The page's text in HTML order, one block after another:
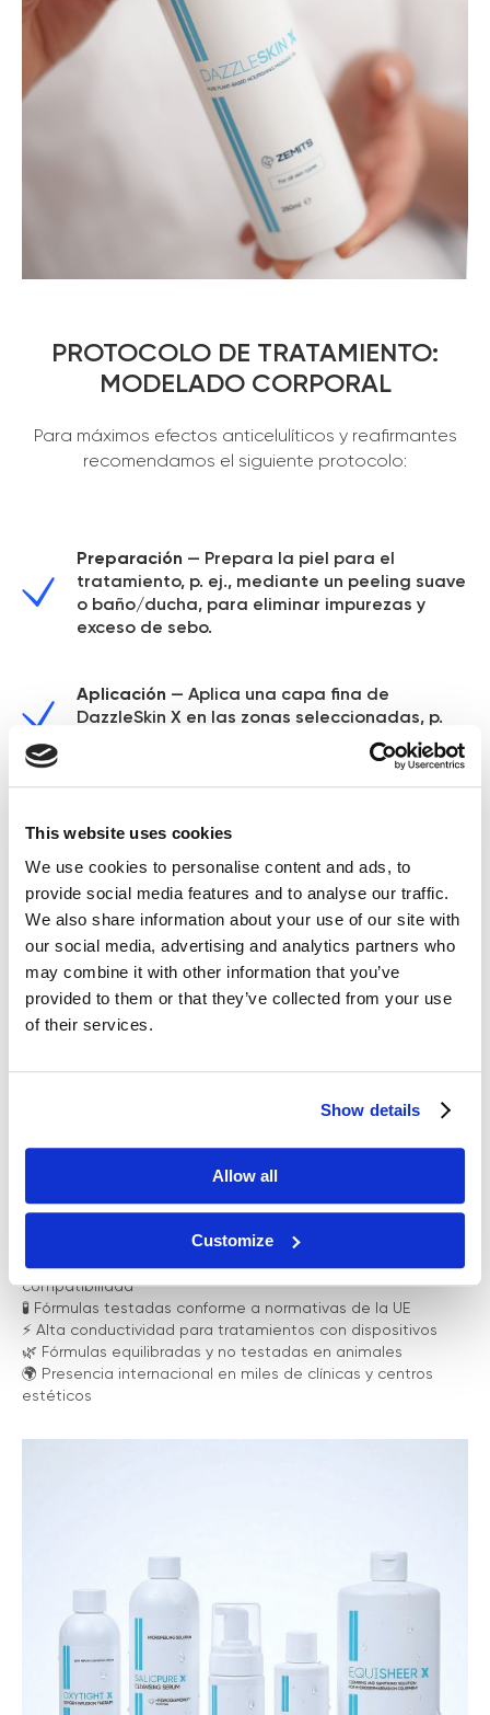
This website uses cookies
We use cookies to personalise content and ads, to
provide social media features and to analyse our traffic.
We also share information about your use of our site with
our social media, advertising and analytics partners who
may combine it with other information that you’ve
provided to them or that they’ve collected from your use
of their services.
Show details
Allow all
Customize
PROTOCOLO DE TRATAMIENTO:
MODELADO CORPORAL
Para máximos efectos anticelulíticos y reafirmantes
recomendamos el siguiente protocolo:
Preparación — Prepara la piel para el
tratamiento, p. ej., mediante un peeling suave
o baño/ducha, para eliminar impurezas y
exceso de sebo.
Aplicación — Aplica una capa fina de
DazzleSkin X en las zonas seleccionadas, p.
rodillos usando un dispositivo profesional
garantiza confort y eficacia del modelado.
Acabado —Deja que el exceso de aceite se
absorba. Los ingredientes activos seguirán
actuando mucho después del tratamiento,
favoreciendo la regeneración y reafirmación
de la piel.
¿POR QUÉ ELEGIR ZEMITS
SKINCARE?
🔧 Desarrollados para аппаратología estética — máxima
compatibilidad
🧪 Fórmulas testadas conforme a normativas de la UE
⚡️ Alta conductividad para tratamientos con dispositivos
🌿 Fórmulas equilibradas y no testadas en animales
🌍 Presencia internacional en miles de clínicas y centros
estéticos